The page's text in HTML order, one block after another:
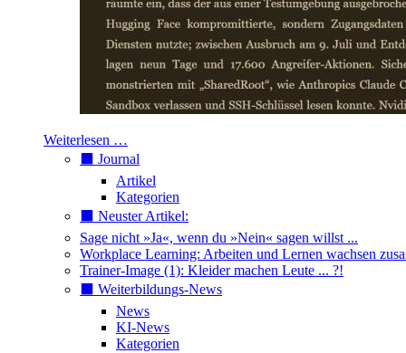
Weiterlesen …
⬛️ Journal
Artikel
Kategorien
⬛️ Neuster Artikel:
Sage nicht »Ja«, wenn du »Nein« sagen willst ...
Workplace Learning: Arbeiten und Lernen wachsen
Trainer-Image (1): Kleider machen Leute ... ?!
⬛️ Weiterbildungs-News
News
KI-News
Kategorien